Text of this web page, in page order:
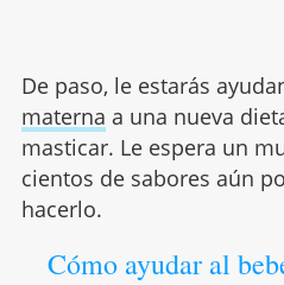
De paso, le estarás
materna a una nueva
masticar. Le espera un
cientos de sabores aún
hacerlo.
Cómo ayudar al